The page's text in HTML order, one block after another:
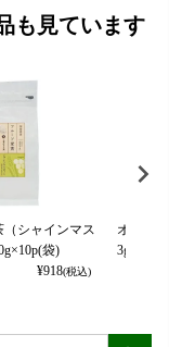
も見ています
（シャインマス
袋)
¥918(税込)
オレン
3g×8p